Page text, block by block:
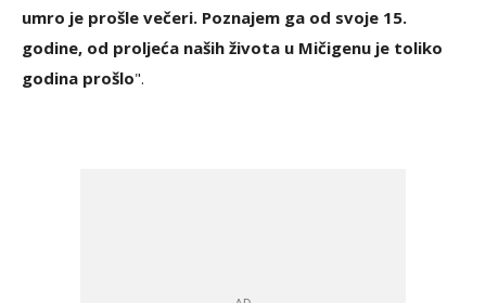
umro je prošle večeri. Poznajem ga od svoje 15.
godine, od proljeća naših života u Mičigenu je toliko
godina prošlo".